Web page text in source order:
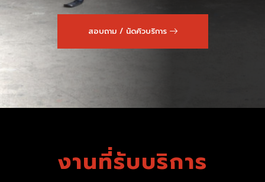
สอบถาม / นัดคิวบริการ
งานที่รับบริการ